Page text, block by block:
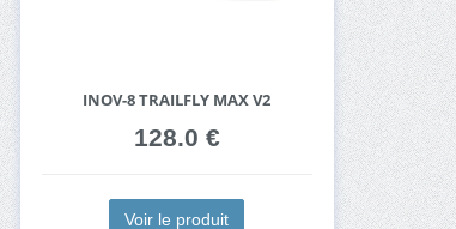
INOV-8 TRAILFLY MAX V2
128.0 €
Voir le produit